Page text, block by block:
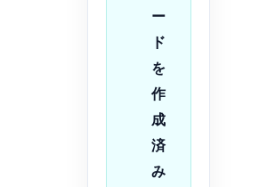
ー
ド
を
作
成
済
み